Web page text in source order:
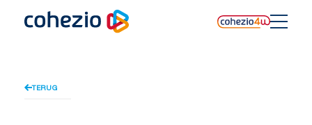
content
TERUG